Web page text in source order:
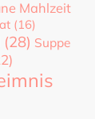
Mahlzeit
(16)
(28) Suppe